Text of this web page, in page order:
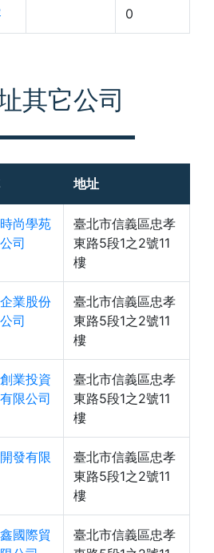
0
其它公司
地址
尚學苑
司
臺北市信義區忠孝
東路5段1之2號11
樓
業股份
司
臺北市信義區忠孝
東路5段1之2號11
樓
業投資
限公司
臺北市信義區忠孝
東路5段1之2號11
樓
發有限
臺北市信義區忠孝
東路5段1之2號11
樓
國際貿
臺北市信義區忠孝